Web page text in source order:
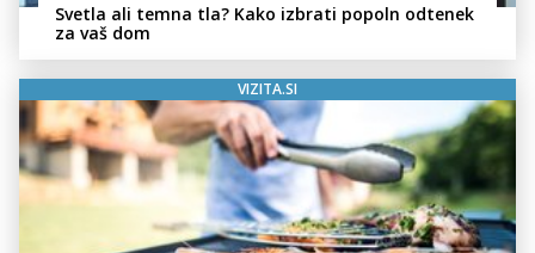
Svetla ali temna tla? Kako izbrati popoln odtenek
za vaš dom
VIZITA.SI